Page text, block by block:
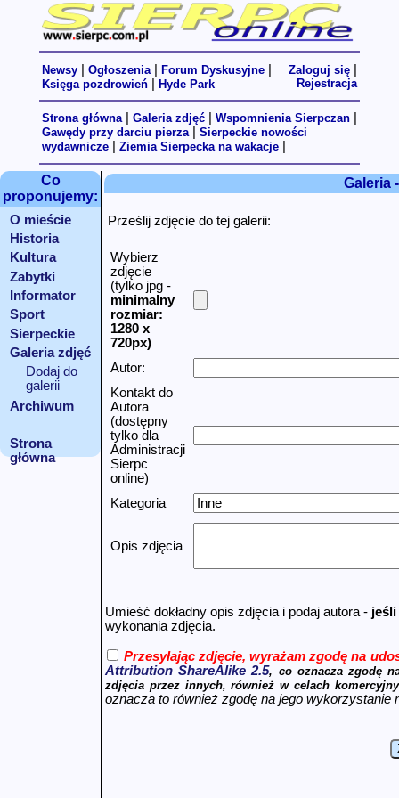
Newsy Ogłoszenia Forum Dyskusyjne
Księga pozdrowień Hyde Park
Zaloguj się
Rejestracja
Strona główna| Galeria zdjęć Wspomnienia Sierpczan
Gawędy przy darciu pierza| Sierpeckie nowości
wydawnicze
Ziemia Sierpecka na wakacje
Co
proponujemy:
O mieście
Historia
Kultura
Zabytki
Informator
Sport
Sierpeckie
linki
Galeria zdjęć
Dodaj do
galerii
Archiwum
Strona
główna
Galeria
Prześlij zdjęcie do tej galerii:
Wybierz
zdjęcie
(tylko jpg -
minimalny
rozmiar:
1280 x
720px)
Autor:
Kontakt do
Autora
(dostępny
tylko dla
Administracji
Sierpc
online)
Kategoria
Opis zdjęcia
Umieść dokładny opis zdjęcia i podaj autora -
wykonania zdjęcia.
Przesyłając zdjęcie, wyrażam zgodę na
Attribution ShareAlike 2.5, co oznacza zgodę
zdjęcia przez innych, również w celach
oznacza to również zgodę na jego